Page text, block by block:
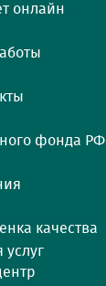
онлайн
фонда РФ
качества
услуг